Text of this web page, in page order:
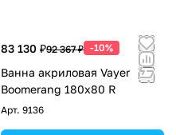
83 130 ₽92 367 ₽ -10%
Ванна акриловая Vayer
Boomerang 180x80 R
Арт. 9136